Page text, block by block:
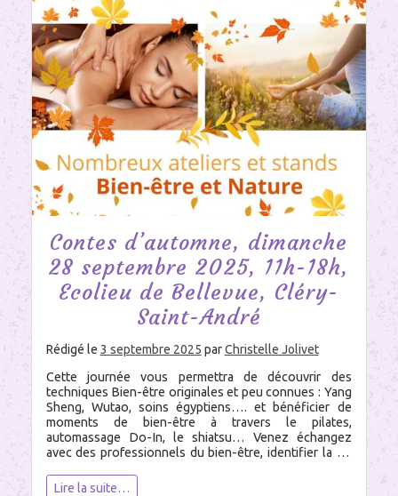
Contes d’automne, dimanche
28 septembre 2025, 11h-18h,
Ecolieu de Bellevue, Cléry-
Saint-André
Rédigé le 3 septembre 2025 parChristelle Jolivet
Cette journée vous permettra de découvrir des
techniques Bien-être originales et peu connues : Yang
Sheng, Wutao, soins égyptiens…. et bénéficier de
moments de bien-être à travers le pilates,
automassage Do-In, le shiatsu… Venez échangez
avec des professionnels du bien-être, identifier la ou
l’automne. Pour ma part, je […]
Lire la suite…